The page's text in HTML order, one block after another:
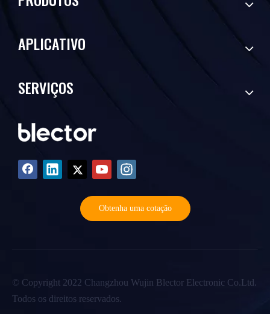
APLICATIVO
SERVIÇOS
Obtenha uma cotação
©️ Copyright 2022 Changzhou Wujin Blector Electronic Co.Ltd.
Todos os direitos reservados.